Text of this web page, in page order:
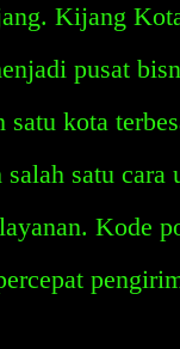
Kijang
pusat
satu kota
salah satu
Kode